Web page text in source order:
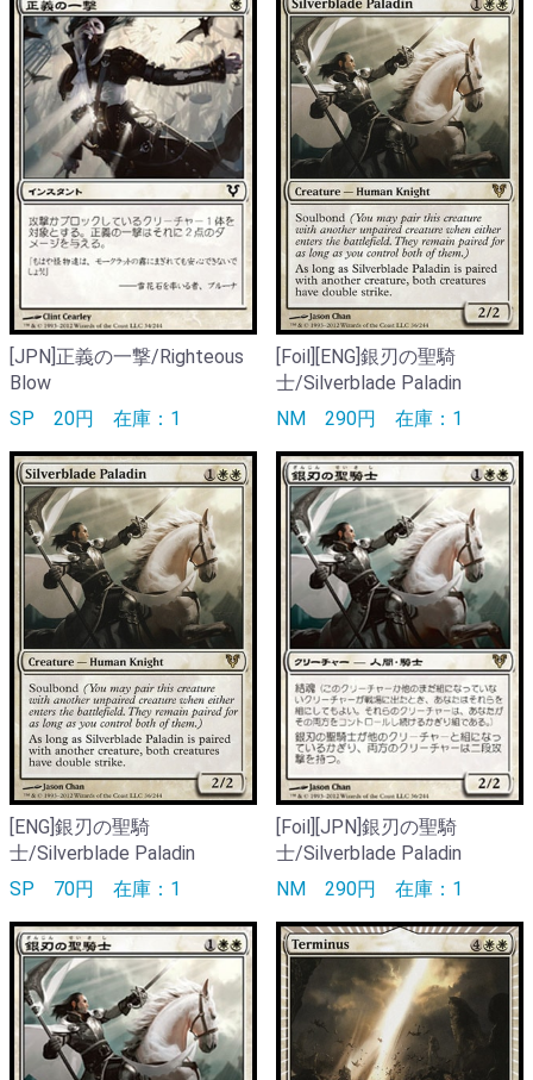
[JPN]正義の一撃/Righteous
Blow
SP 20円 在庫：1
[Foil][ENG]銀刃の聖騎
士/Silverblade Paladin
NM 290円 在庫：1
[ENG]銀刃の聖騎
士/Silverblade Paladin
SP 70円 在庫：1
[Foil][JPN]銀刃の聖騎
士/Silverblade Paladin
NM 290円 在庫：1